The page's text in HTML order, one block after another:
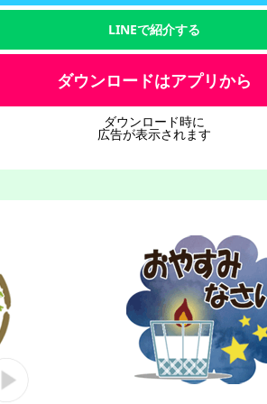
LINEで紹介する
ダウンロードはアプリから
ダウンロード時に
広告が表示されます